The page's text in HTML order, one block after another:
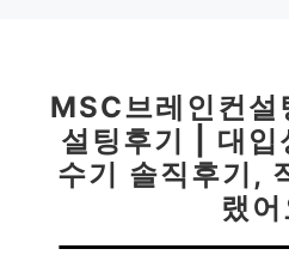
MSC브레인컨설
설팅후기 | 대입
수기 솔직후기,
랬어